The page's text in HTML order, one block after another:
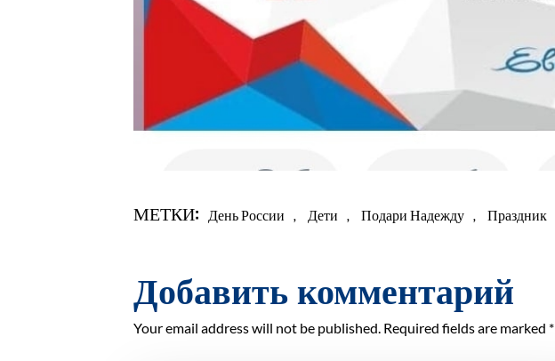
МЕТКИ: День России Дети Подари Надежду Праздник
Добавить комментарий
Your email address will not be published. Required fields are marked *